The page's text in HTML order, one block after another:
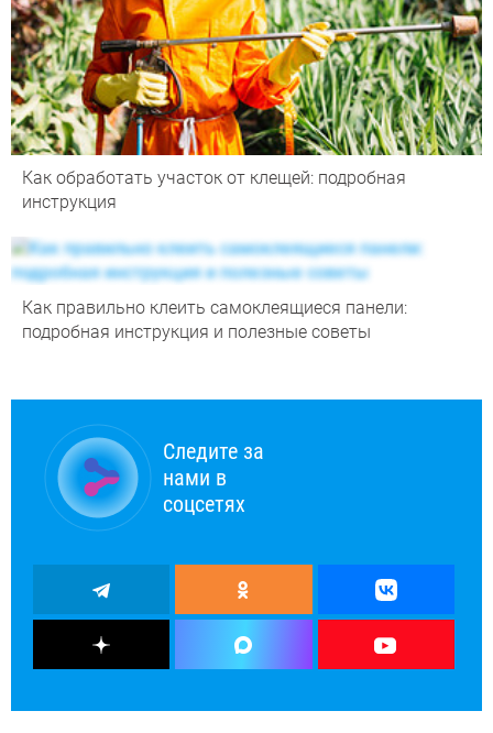
Как обработать участок от клещей: подробная
инструкция
Как правильно клеить самоклеящиеся панели:
подробная инструкция и полезные советы
Следите за
нами в
соцсетях